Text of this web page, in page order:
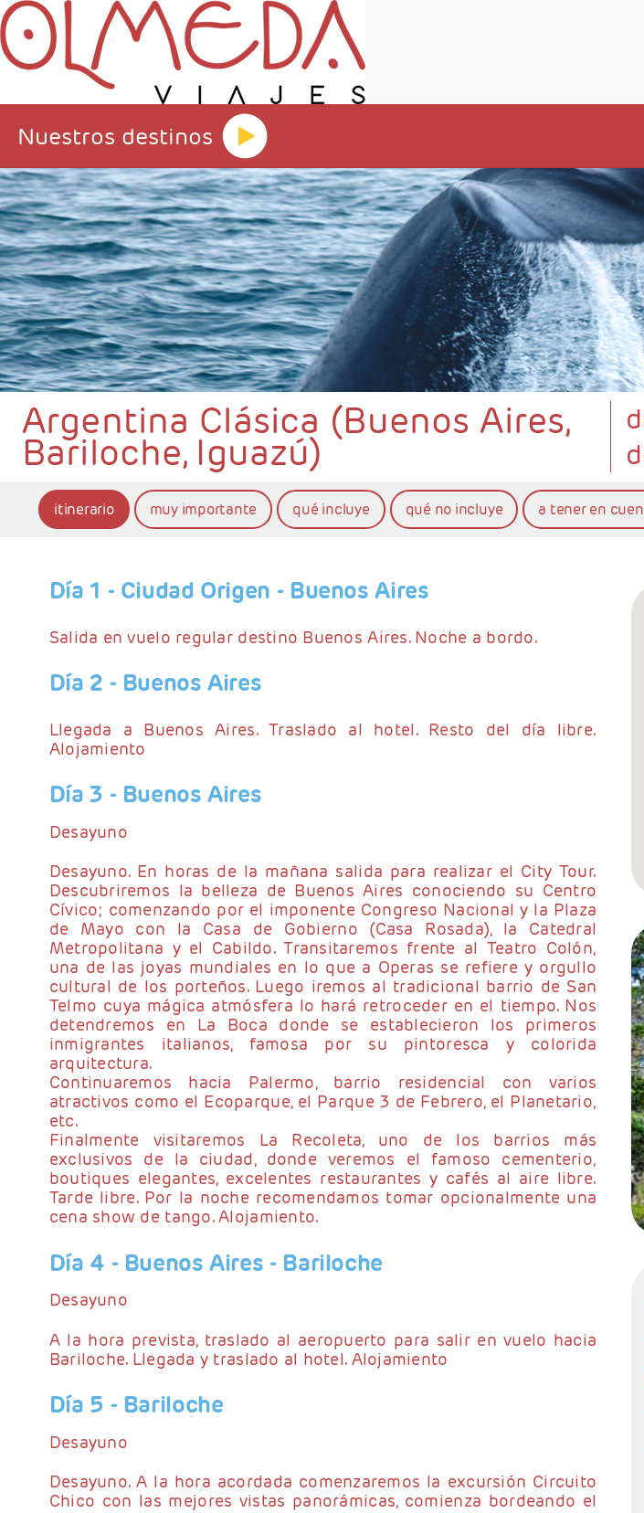
Nuestros destinos
Argentina Clásica (Buenos Aires,
Bariloche, Iguazú)
itinerario muy importante qué incluye qué no incluye a tener en
Día 1 - Ciudad Origen - Buenos Aires
Salida en vuelo regular destino Buenos Aires. Noche a bordo.
Día 2 - Buenos Aires
Llegada a Buenos Aires. Traslado al hotel. Resto del día libre.
Alojamiento
Día 3 - Buenos Aires
Desayuno
Desayuno. En horas de la mañana salida para realizar el City Tour.
Descubriremos la belleza de Buenos Aires conociendo su Centro
Cívico; comenzando por el imponente Congreso Nacional y la Plaza
de Mayo con la Casa de Gobierno (Casa Rosada), la Catedral
Metropolitana y el Cabildo. Transitaremos frente al Teatro Colón,
una de las joyas mundiales en lo que a Operas se refiere y orgullo
cultural de los porteños. Luego iremos al tradicional barrio de San
Telmo cuya mágica atmósfera lo hará retroceder en el tiempo. Nos
detendremos en La Boca donde se establecieron los primeros
inmigrantes italianos, famosa por su pintoresca y colorida
arquitectura.
Continuaremos hacia Palermo, barrio residencial con varios
atractivos como el Ecoparque, el Parque 3 de Febrero, el Planetario,
etc.
Finalmente visitaremos La Recoleta, uno de los barrios más
exclusivos de la ciudad, donde veremos el famoso cementerio,
boutiques elegantes, excelentes restaurantes y cafés al aire libre.
Tarde libre. Por la noche recomendamos tomar opcionalmente una
cena show de tango. Alojamiento.
Día 4 - Buenos Aires - Bariloche
Desayuno
A la hora prevista, traslado al aeropuerto para salir en vuelo hacia
Bariloche. Llegada y traslado al hotel. Alojamiento
Día 5 - Bariloche
Desayuno
Desayuno. A la hora acordada comenzaremos la excursión Circuito
Chico con las mejores vistas panorámicas, comienza bordeando el